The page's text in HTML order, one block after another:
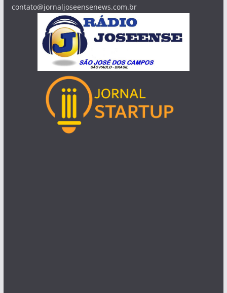
contato@jornaljoseensenews.com.br